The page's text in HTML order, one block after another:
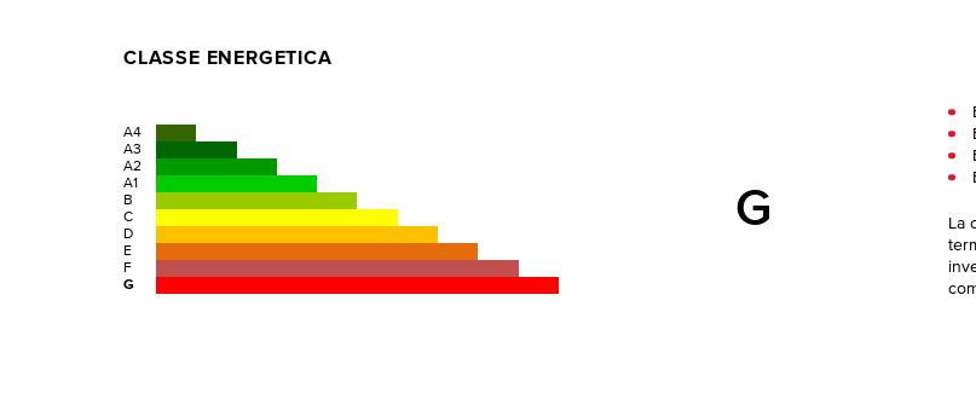
CLASSE ENERGETICA
A4
A3
A2
A1
B
C
D
E
F
G
G
La